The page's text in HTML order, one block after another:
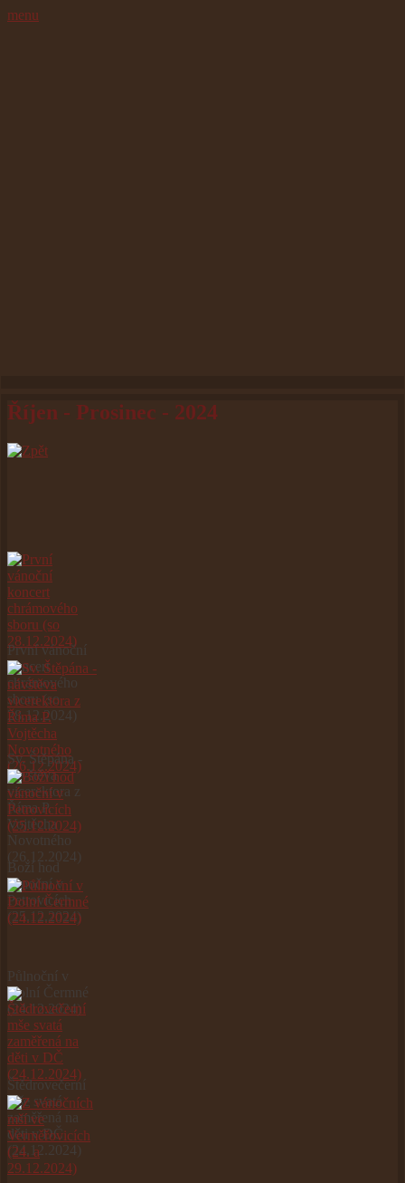
Říjen - Prosinec - 2024
První vánoční
koncert
chrámového
sboru (so
28.12.2024)
Sv. Štěpána -
návštěva
vicerektora z
Říma P.
Vojtěcha
Novotného
(26.12.2024)
Boží hod
vánoční v
Petrovicích
(25.12.2024)
Půlnoční v
Dolní Čermné
(24.12.2024)
Štědrovečerní
mše svatá
zaměřená na
děti v DČ
(24.12.2024)